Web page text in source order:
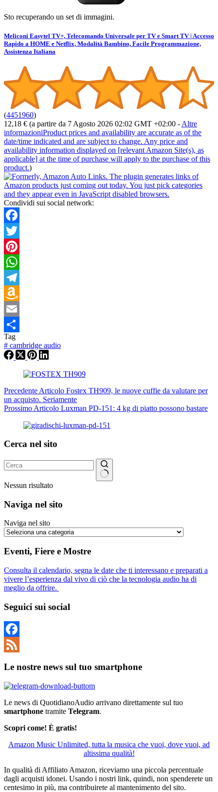
Sto recuperando un set di immagini.
Meliconi Easytel TV+, Telecomando Universale per TV e Smart TV | Accesso
Rapido a HOME e Netflix, Modalità Bambino, Facile Programmazione,
Assistenza Italiana
(4451960)
12,18 € (a partire da 7 Agosto 2026 02:02 GMT +02:00 - Altre
informazioniProduct prices and availability are accurate as of the
date/time indicated and are subject to change. Any price and
availability information displayed on [relevant Amazon Site(s), as
applicable] at the time of purchase will apply to the purchase of this
product.)
Condividi sui social network:
Facebook
Twitter
Pinterest
WhatsApp
Telegram
Amazon
Wish
List
Email
Condividi
Tag
# cambridge audio
Precedente Articolo Fostex TH909, le nuove cuffie da valutare per
un acquisto. Seriamente
Prossimo Articolo Luxman PD-151: 4 kg di piatto possono bastare
Cerca nel sito
Nessun risultato
Naviga nel sito
Naviga nel sito
Eventi, Fiere e Mostre
Consulta il calendario, segna le date che ti interessano e preparati a
vivere l’esperienza dal vivo di ciò che la tecnologia audio ha di
meglio da offrire.
Seguici sui social
Facebook
Le nostre news sul tuo smartphone
Le news di QuotidianoAudio arrivano direttamente sul tuo
smartphone tramite Telegram.
Scopri come! È gratis!
Amazon Music Unlimited, tutta la musica che vuoi, dove vuoi, ad
altissima qualità!
In qualità di Affiliato Amazon, riceviamo una piccola percentuale
dagli acquisti idonei. Usando i nostri link, quindi, non spenderete un
centesimo in più, ma contribuirete al mantenimento del sito.